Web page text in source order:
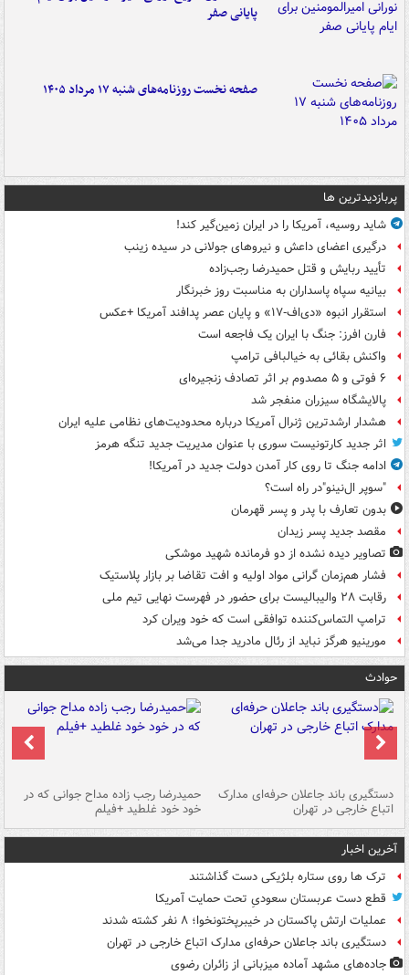
پایانی صفر
صفحه نخست روزنامه‌های شنبه ۱۷ مرداد ۱۴۰۵
پربازدیدترین ها
شاید روسیه، آمریکا را در ایران زمین‌گیر کند!
درگیری اعضای داعش و نیروهای جولانی در سیده زینب
تأیید ربایش و قتل حمیدرضا رجب‌زاده
بیانیه سپاه پاسداران به مناسبت روز خبرنگار
استقرار انبوه «دی‌اف‑۱۷» و پایان عصر پدافند آمریکا +عکس
فارن افرز: جنگ با ایران یک فاجعه است
واکنش بقائی به خیالبافی ترامپ
۶ فوتی و ۵ مصدوم بر اثر تصادف زنجیره‌ای
پالایشگاه سیزران منفجر شد
هشدار ارشدترین ژنرال آمریکا درباره محدودیت‌های نظامی علیه ایران
اثر جدید کارتونیست سوری با عنوان مدیریت جدید تنگه هرمز
ادامه جنگ تا روی کار آمدن دولت جدید در آمریکا!
"سوپر ال‌نینو"در راه است؟
بدون تعارف با پدر و پسر قهرمان
مقصد جدید پسر زیدان
تصاویر دیده‌ نشده از دو فرمانده شهید موشکی
فشار هم‌زمان گرانی مواد اولیه و افت تقاضا بر بازار پلاستیک
رقابت ۲۸ والیبالیست برای حضور در فهرست نهایی تیم ملی
ترامپ التماس‌کننده توافقی است که خود ویران کرد
مورینیو هرگز نباید از رئال مادرید جدا می‌شد
حوادث
دستگیری باند جاعلان حرفه‌ای مدارک
اتباع خارجی در تهران
حمیدرضا رجب زاده مداح جوانی که در
خود خود غلطید +فیلم
آخرین اخبار
ترک ها روی ستاره بلژیکی دست گذاشتند
قطع دست عربستان سعودیِ تحت حمایت آمریکا
عملیات ارتش پاکستان در خیبرپختونخوا؛ ۸ نفر کشته شدند
دستگیری باند جاعلان حرفه‌ای مدارک اتباع خارجی در تهران
جاده‌های مشهد آماده میزبانی از زائران رضوی